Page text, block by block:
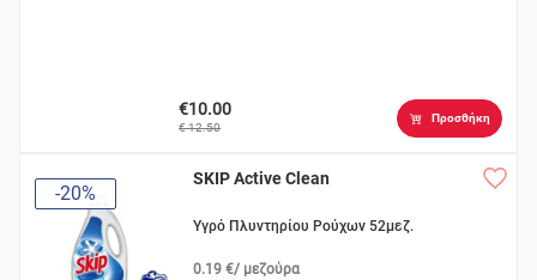
€10.00
€ 12.50
Προσθήκη
-20%
SKIP Active Clean
Υγρό Πλυντηρίου Ρούχων 52μεζ.
0.19 €/ μεζούρα